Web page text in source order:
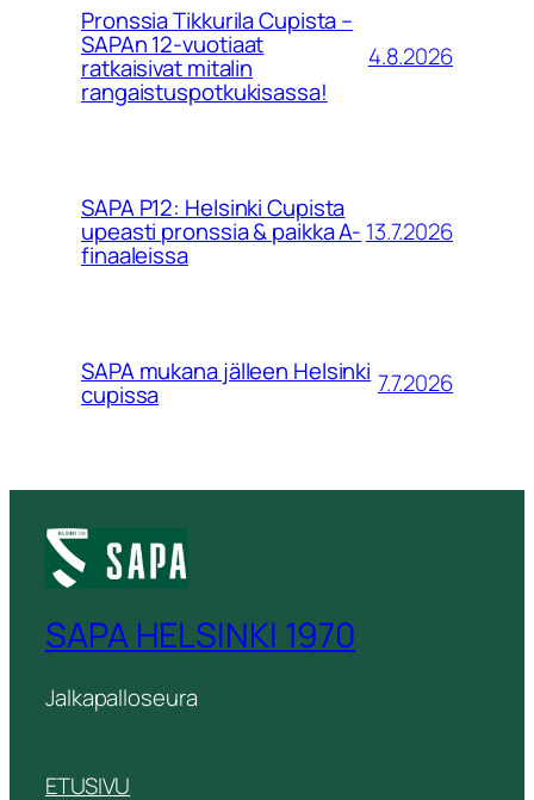
Pronssia Tikkurila Cupista –
SAPAn 12-vuotiaat
ratkaisivat mitalin
rangaistuspotkukisassa!
4.8.2026
SAPA P12: Helsinki Cupista
upeasti pronssia & paikka A-
finaaleissa
13.7.2026
SAPA mukana jälleen Helsinki
cupissa 7.7.2026
SAPA HELSINKI 1970
Jalkapalloseura
ETUSIVU